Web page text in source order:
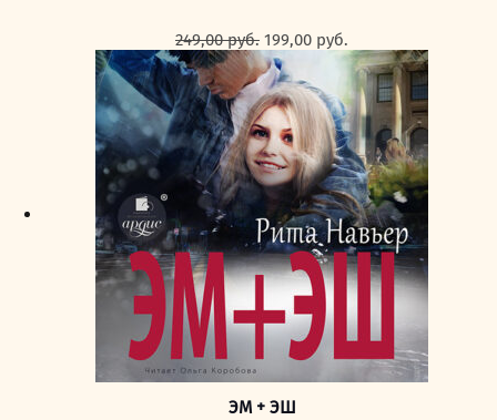
249,00руб. Первоначальная
цена
составляла
249,00 руб..
199,00 руб.
цена:
199,00 руб..
ЭМ + ЭШ